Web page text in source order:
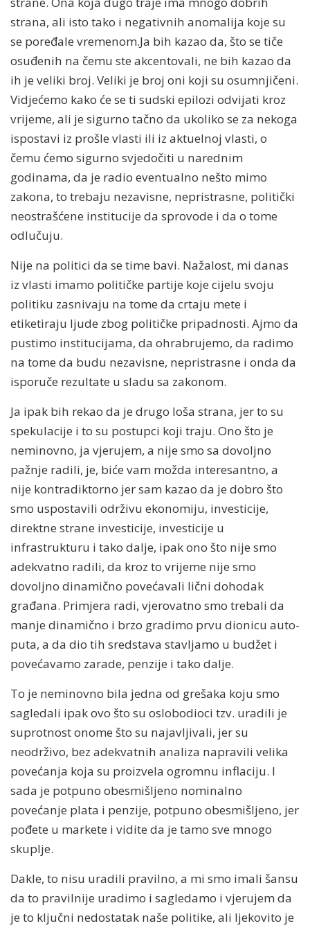
strana, ali isto tako i negativnih anomalija koje su
se poređale vremenom.Ja bih kazao da, što se tiče
osuđenih na čemu ste akcentovali, ne bih kazao da
ih je veliki broj. Veliki je broj oni koji su osumnjičeni.
Vidjećemo kako će se ti sudski epilozi odvijati kroz
vrijeme, ali je sigurno tačno da ukoliko se za nekoga
ispostavi iz prošle vlasti ili iz aktuelnoj vlasti, o
čemu ćemo sigurno svjedočiti u narednim
godinama, da je radio eventualno nešto mimo
zakona, to trebaju nezavisne, nepristrasne, politički
neostrašćene institucije da sprovode i da o tome
odlučuju.
Nije na politici da se time bavi. Nažalost, mi danas
iz vlasti imamo političke partije koje cijelu svoju
politiku zasnivaju na tome da crtaju mete i
etiketiraju ljude zbog političke pripadnosti. Ajmo da
pustimo institucijama, da ohrabrujemo, da radimo
na tome da budu nezavisne, nepristrasne i onda da
isporuče rezultate u sladu sa zakonom.
Ja ipak bih rekao da je drugo loša strana, jer to su
spekulacije i to su postupci koji traju. Ono što je
neminovno, ja vjerujem, a nije smo sa dovoljno
pažnje radili, je, biće vam možda interesantno, a
nije kontradiktorno jer sam kazao da je dobro što
smo uspostavili održivu ekonomiju, investicije,
direktne strane investicije, investicije u
infrastrukturu i tako dalje, ipak ono što nije smo
adekvatno radili, da kroz to vrijeme nije smo
dovoljno dinamično povećavali lični dohodak
građana. Primjera radi, vjerovatno smo trebali da
manje dinamično i brzo gradimo prvu dionicu auto-
puta, a da dio tih sredstava stavljamo u budžet i
povećavamo zarade, penzije i tako dalje.
To je neminovno bila jedna od grešaka koju smo
sagledali ipak ovo što su oslobodioci tzv. uradili je
suprotnost onome što su najavljivali, jer su
neodrživo, bez adekvatnih analiza napravili velika
povećanja koja su proizvela ogromnu inflaciju. I
sada je potpuno obesmišljeno nominalno
povećanje plata i penzije, potpuno obesmišljeno, jer
pođete u markete i vidite da je tamo sve mnogo
skuplje.
Dakle, to nisu uradili pravilno, a mi smo imali šansu
da to pravilnije uradimo i sagledamo i vjerujem da
je to ključni nedostatak naše politike, ali ljekovito je